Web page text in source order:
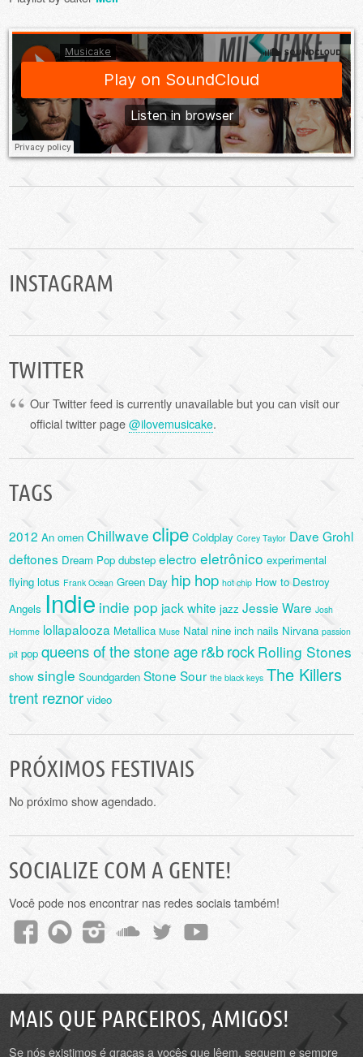
INSTAGRAM
TWITTER
Our Twitter feed is currently unavailable but you can visit our
official twitter page@ilovemusicake.
TAGS
2012 An omen Chillwave clipe Coldplay Corey Taylor Dave Grohl
deftones Dream Pop dubstep electro eletrônico experimental
flying lotus Frank Ocean Green Day hip hop hot chip How to Destroy
Angels Indie indie pop jack white jazz Jessie Ware Josh
Homme lollapalooza Metallica Muse Natal nine inch nails Nirvana passion
pit pop queens of the stone ager&brock Rolling Stones
show single Soundgarden Stone Sour the black keys The Killers
trent reznor video
PRÓXIMOS FESTIVAIS
No próximo show agendado.
SOCIALIZE COM A GENTE!
Você pode nos encontrar nas redes sociais também!
MAIS QUE PARCEIROS, AMIGOS!
Se nós existimos é graças a vocês que lêem, seguem e sempre